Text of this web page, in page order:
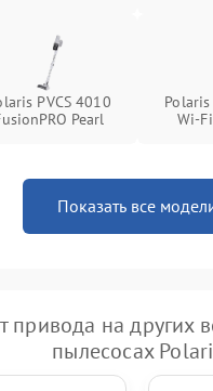
PVCS 4010
Pearl
Polaris
Wi-
Показать все
привода на других
пылесосах